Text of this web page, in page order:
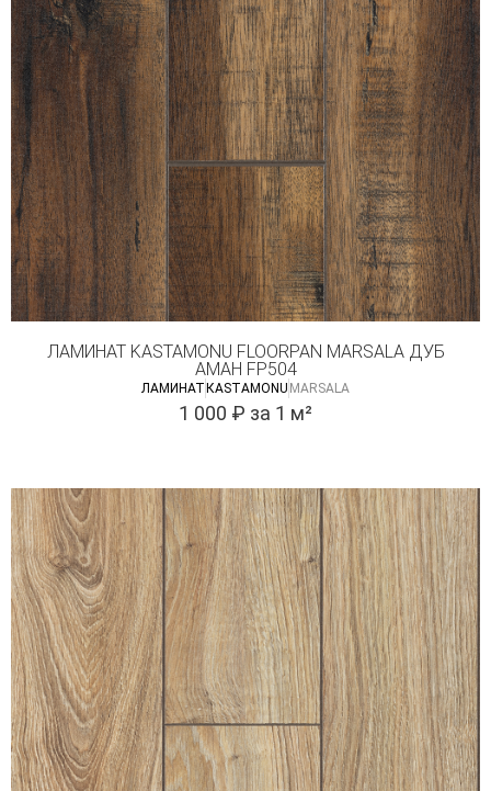
ЛАМИНАТ KASTAMONU FLOORPAN MARSALA ДУБ
АМАН FP504
ЛАМИНАТ КASTAMONU MARSALA
1 000 ₽ за 1 м²